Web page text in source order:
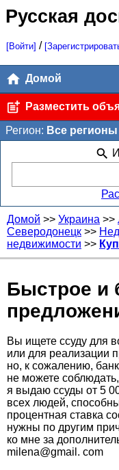
Русская
[Войти] /
Домой
Разместить
Регион: Все регионы
Домой >> Украина >>
Северодонецк >>
недвижимости >>
Быстрое и
Вы ищете ссуду для
или для реализации
но, к сожалению,
не можете
я выдаю ссуды от 5
всех людей,
процентная ставка
нужны по другим
ко мне за
milena@gmail. com